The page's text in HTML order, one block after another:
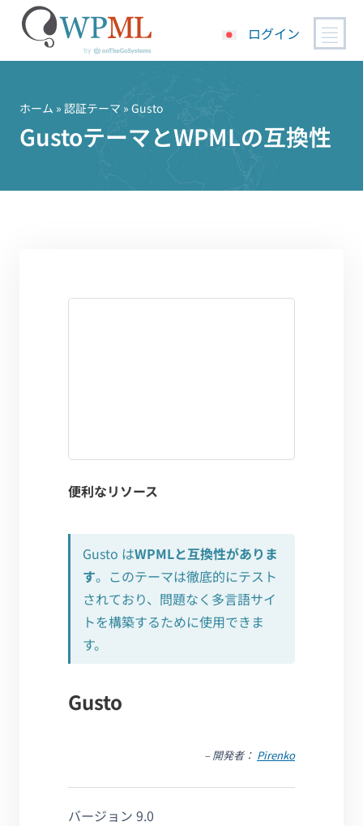
ス
ログイン
ホーム » 認証テーマ » Gusto
GustoテーマとWPMLの互換性
便利なリソース
Gusto はWPMLと互換性がありま
す。このテーマは徹底的にテスト
されており、問題なく多言語サイ
トを構築するために使用できま
す。
Gusto
– 開発者： Pirenko
バージョン 9.0